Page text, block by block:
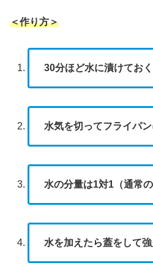
＜作り方＞
30分ほど水に漬けておく
水気を切ってフライパ
水の分量は1対1（通常の
水を加えたら蓋をして